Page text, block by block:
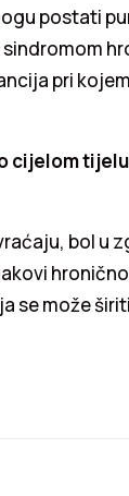
postati
pri
cijelom tijelu
bol u
se može